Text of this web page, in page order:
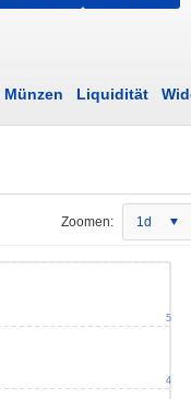
Liquidität
Zoomen: 1d
4
5